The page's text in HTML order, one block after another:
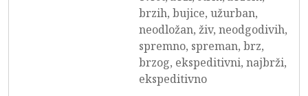
brzih, bujice, užurban,
neodložan, živ, neodgodivih,
spremno, spreman, brz,
brzog, ekspeditivni, najbrži,
ekspeditivno